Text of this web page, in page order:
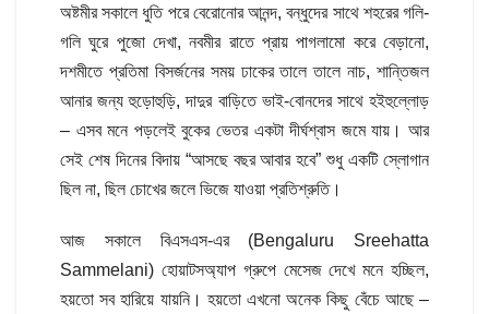
অষ্টমীর সকালে ধুতি পরে বেরোনোর আনন্দ, বন্ধুদের সাথে শহরের গলি-
গলি ঘুরে পুজো দেখা, নবমীর রাতে প্রায় পাগলামো করে বেড়ানো,
দশমীতে প্রতিমা বিসর্জনের সময় ঢাকের তালে তালে নাচ, শান্তিজল
আনার জন্য হুড়োহুড়ি, দাদুর বাড়িতে ভাই-বোনদের সাথে হইহুল্লোড়
– এসব মনে পড়লেই বুকের ভেতর একটা দীর্ঘশ্বাস জমে যায়। আর
সেই শেষ দিনের বিদায় “আসছে বছর আবার হবে” শুধু একটি স্লোগান
ছিল না, ছিল চোখের জলে ভিজে যাওয়া প্রতিশ্রুতি।
আজ সকালে বিএসএস-এর (Bengaluru Sreehatta
Sammelani) হোয়াটসঅ্যাপ গ্রুপে মেসেজ দেখে মনে হচ্ছিল,
হয়তো সব হারিয়ে যায়নি। হয়তো এখনো অনেক কিছু বেঁচে আছে –